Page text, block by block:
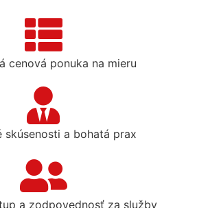
cenová ponuka na mieru
skúsenosti a bohatá prax
a zodpovednosť za služby